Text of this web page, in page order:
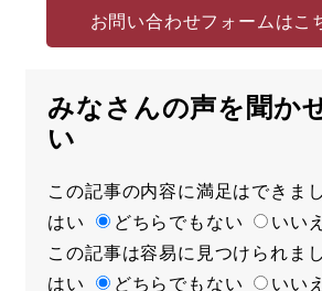
お問い合わせフォームはこ
みなさんの声を聞か
い
満
足
度
この記事の内容に満足はでき
はい
どちらでもない
いいえ
容
易
この記事は容易に見つけられ
はい
どちらでもない いいえ